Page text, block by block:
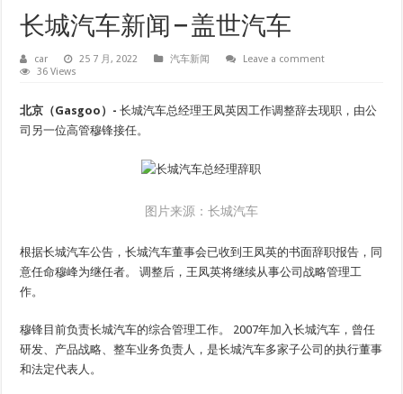
长城汽车新闻 – 盖世汽车
car 25 7 月, 2022 汽车新闻
Leave a comment
36 Views
北京（Gasgoo）-长城汽车总经理王凤英因工作调整辞去现职，由公
司另一位高管穆锋接任。
图片来源：长城汽车
根据长城汽车公告，长城汽车董事会已收到王凤英的书面辞职报告，同
意任命穆峰为继任者。 调整后，王凤英将继续从事公司战略管理工
作。
穆锋目前负责长城汽车的综合管理工作。 2007年加入长城汽车，曾任
研发、产品战略、整车业务负责人，是长城汽车多家子公司的执行董事
和法定代表人。